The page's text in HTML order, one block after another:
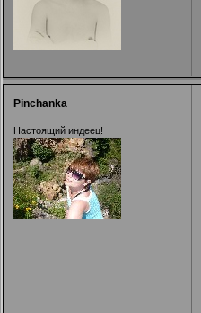
Pinchanka
Настоящий индеец!